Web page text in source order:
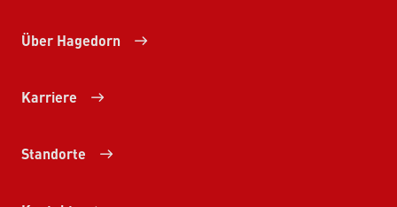
Über Hagedorn
Karriere
Standorte